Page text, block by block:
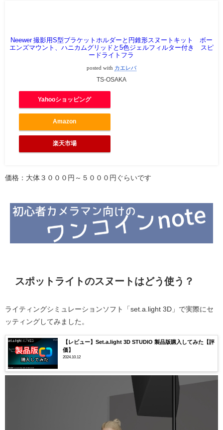
Neewer 撮影用S型ブラケットホルダーと円錐形スヌートキット ボー
エンズマウント、ハニカムグリッドと5色ジェルフィルター付き スピ
ードライトフラ
posted with カエレバ
TS-OSAKA
Yahooショッピング
Amazon
楽天市場
価格：大体３０００円～５０００円ぐらいです
スポットライトのスヌートはどう使う？
ライティングシミュレーションソフト「set.a.light 3D」で実際にセ
ッティングしてみました。
【レビュー】Set.a.light 3D STUDIO 製品版購入してみた【評
価】
2024.10.12